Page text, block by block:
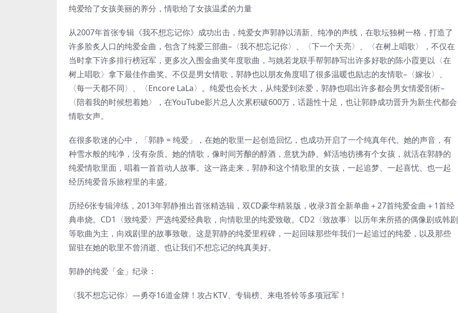
纯爱给了女孩美丽的养分，情歌给了女孩温柔的力量
从2007年首张专辑《我不想忘记你》成功出击，纯爱女声郭静以清新、纯净的声线，在歌坛独树一格，打造了
许多脍炙人口的纯爱金曲，包含了纯爱三部曲–〈我不想忘记你〉、〈下一个天亮〉、〈在树上唱歌〉，不仅在
当时拿下许多排行榜冠军，更多次入围金曲奖年度歌曲，与姚若龙联手帮郭静写出许多好歌的陈小霞更以〈在
树上唱歌〉拿下最佳作曲奖。不仅是男女情歌，郭静也以朋友角度唱了很多温暖也励志的友情歌–〈嫁妆〉、
〈每一天都不同〉、〈Encore LaLa〉。纯爱也会长大，从纯爱到浓爱，郭静也唱出许多都会男女情爱剖析–
〈陪着我的时候想着她〉，在YouTube影片总人次累积破600万，话题性十足，也让郭静成功晋升为新生代都会
情歌女声。
在很多歌迷的心中，「郭静 = 纯爱」，在她的歌里一起创造回忆，也成功开启了一个纯真年代。她的声音，有
种雪水般的纯净，没有杂质。她的情歌，像时间芳酿的醇酒，意犹为静。鲜活地彷彿有个女孩，就活在郭静的
纯爱情歌里面，唱着一首首动人故事。这一路走来，郭静和这个情歌里的女孩，一起追梦、一起喜忧、也一起
经历纯爱音乐旅程里的丰盛。
历经6张专辑淬练，2013年郭静推出首张精选辑，双CD豪华精装版，收录3首全新单曲＋27首纯爱金曲＋1首经
典串烧。CD1〈致纯爱〉严选纯爱经典歌，向情歌里的纯爱致敬。CD2〈致故事〉以历年来所搭的偶像剧或韩剧
等歌曲为主，向戏剧里的故事致敬。这是郭静的纯爱里程碑，一起回味那些年我们一起追过的纯爱，以及那些
留驻在她的歌里不曾消逝、也让我们不想忘记的纯真美好。
郭静的纯爱「金」纪录：
〈我不想忘记你〉—勇夺16道金牌！攻占KTV、专辑榜、来电答铃等多项冠军！